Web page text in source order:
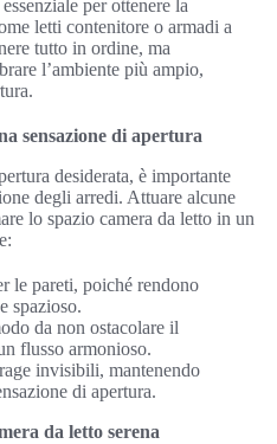
per ottenere la
letti contenitore o armadi a
tutto in ordine, ma
l’ambiente più ampio,
sensazione di apertura
desiderata, è importante
degli arredi. Attuare alcune
lo spazio camera da letto in un
le pareti, poiché rendono
spazioso.
da non ostacolare il
flusso armonioso.
invisibili, mantenendo
di apertura.
da letto serena